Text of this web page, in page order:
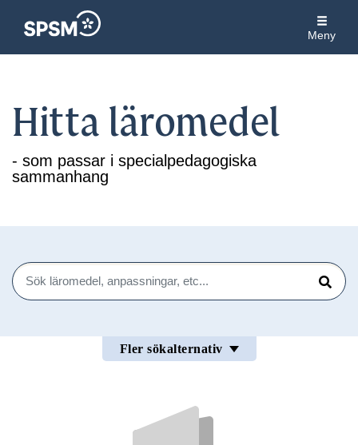
Meny
Hitta läromedel
- som passar i specialpedagogiska
sammanhang
Sök
Sök
Fler sökalternativ